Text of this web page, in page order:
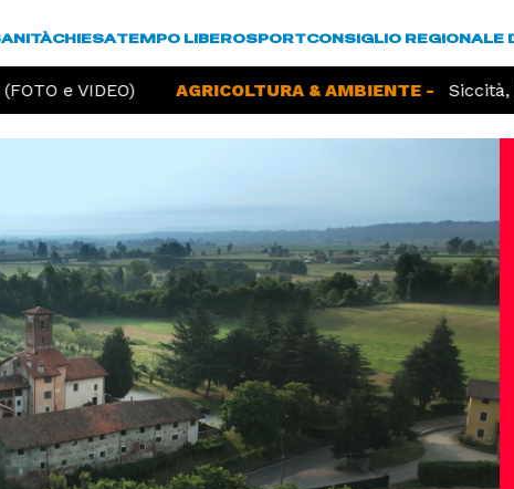
CHIESATEMPO LIBEROSPORTCONSIGLIO REGIONALE
e VIDEO) AGRICOLTURA & AMBIENTE - Siccità, la